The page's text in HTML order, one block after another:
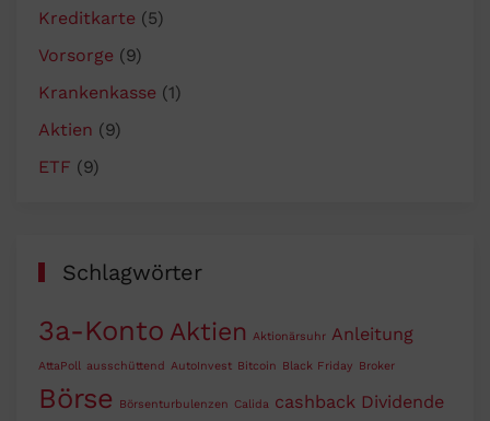
Kreditkarte (5)
Vorsorge (9)
Krankenkasse (1)
Aktien (9)
ETF (9)
Schlagwörter
3a-Konto Aktien Aktionärsuhr Anleitung
AttaPoll ausschüttend AutoInvest Bitcoin Black Friday Broker
Börse Börsenturbulenzen Calida cashback Dividende